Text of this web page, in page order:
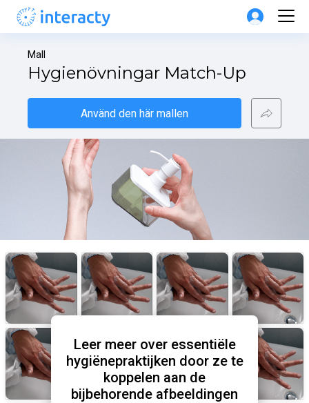
Mall
Hygienövningar Match-Up
Använd den här mallen